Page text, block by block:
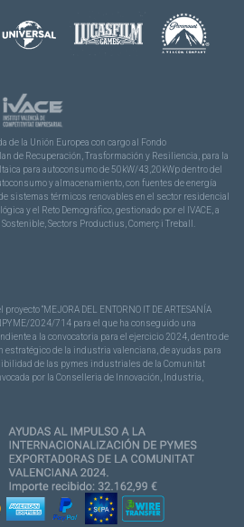
de la Unión Europea con cargo al Fondo
de Recuperación, Trasformación y Resiliencia, para la
para autoconsumo de 50kW/43,20kWp dentro del
y almacenamiento, con fuentes de energía
sistemas térmicos renovables en el sector residencial
y el Reto Demográfico, gestionado por el IVACE, a
Sectors Productius, Comerç i Treball.
“MEJORA DEL ENTORNO IT DE ARTESANÍA
2024/714 para el que ha conseguido una
a la convocatoria para el ejercicio 2024, dentro de
estratégico de la industria valenciana, de ayudas para
de las pymes industriales de la Comunitat
por la Conselleria de Innovación, Industria,